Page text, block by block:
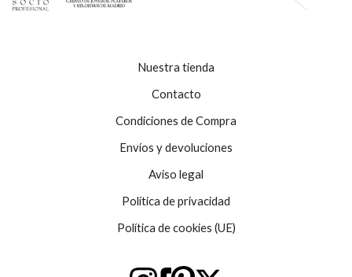
Nuestra tienda
Contacto
Condiciones de Compra
Envíos y devoluciones
Aviso legal
Política de privacidad
Política de cookies (UE)